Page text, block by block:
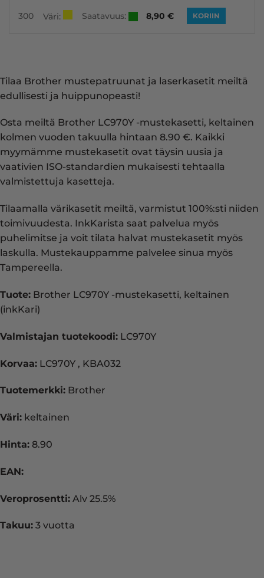
300 Väri: Saatavuus: 8,90 € KORIIN
Tilaa Brother mustepatruunat ja laserkasetit meiltä
edullisesti ja huippunopeasti!
Osta meiltä Brother LC970Y -mustekasetti, keltainen
kolmen vuoden takuulla hintaan 8.90 €. Kaikki
myymämme mustekasetit ovat täysin uusia ja
vaativien ISO-standardien mukaisesti tehtaalla
valmistettuja kasetteja.
Tilaamalla värikasetit meiltä, varmistut 100%:sti niiden
toimivuudesta. InkKarista saat palvelua myös
puhelimitse ja voit tilata halvat mustekasetit myös
laskulla. Mustekauppamme palvelee sinua myös
Tampereella.
Tuote: Brother LC970Y -mustekasetti, keltainen
(inkKari)
Valmistajan tuotekoodi: LC970Y
Korvaa: LC970Y , KBA032
Tuotemerkki: Brother
Väri: keltainen
Hinta: 8.90
EAN:
Veroprosentti: Alv 25.5%
Takuu: 3 vuotta